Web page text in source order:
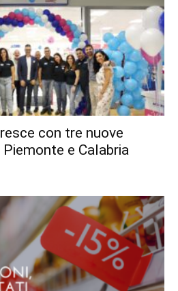
con tre nuove
e Calabria